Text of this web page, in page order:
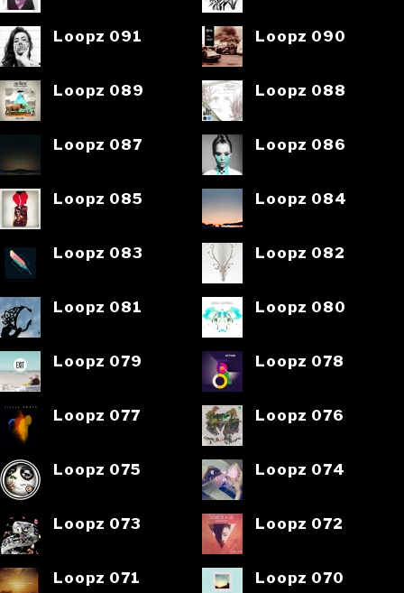
Loopz 091 Loopz 090
Loopz 089 Loopz 088
Loopz 087 Loopz 086
Loopz 085 Loopz 084
Loopz 083 Loopz 082
Loopz 081 Loopz 080
Loopz 079 Loopz 078
Loopz 077 Loopz 076
Loopz 075 Loopz 074
Loopz 073 Loopz 072
Loopz 071 Loopz 070